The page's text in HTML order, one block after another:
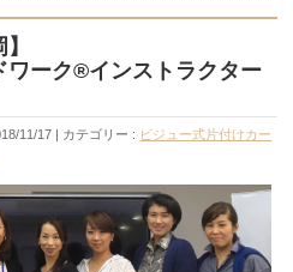
ワーク®インストラクター
11/17 カテゴリー : ビジュー式片付けカー